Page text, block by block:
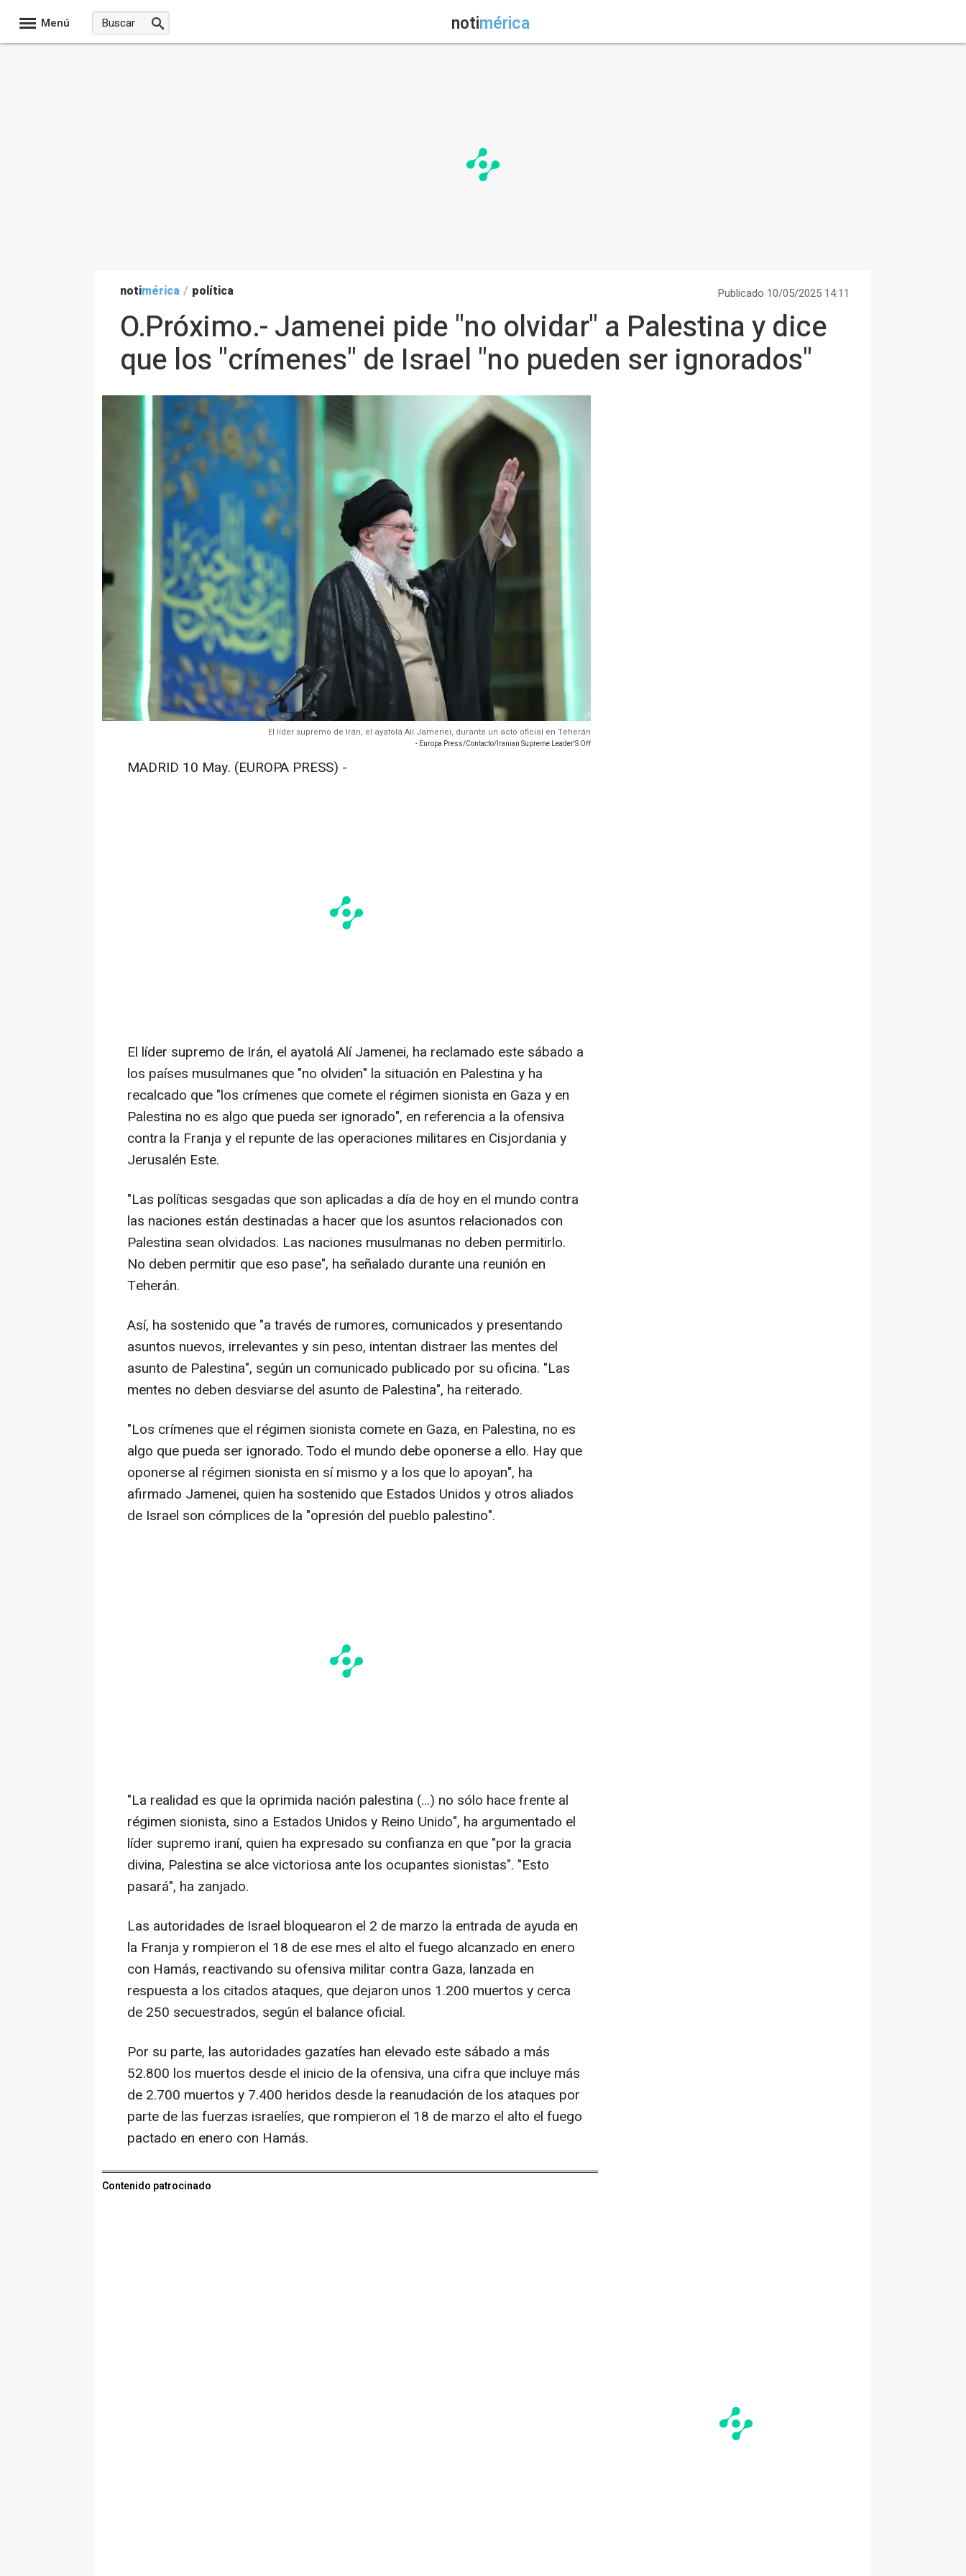
Menú notimérica
notimérica / política Publicado 10/05/2025 14:11
O.Próximo.- Jamenei pide "no olvidar" a Palestina y dice
que los "crímenes" de Israel "no pueden ser ignorados"
El líder supremo de Irán, el ayatolá Alí Jamenei, durante un acto oficial en Teherán
- Europa Press/Contacto/Iranian Supreme Leader'S Off
MADRID 10 May. (EUROPA PRESS) -
El líder supremo de Irán, el ayatolá Alí Jamenei, ha reclamado este sábado a
los países musulmanes que "no olviden" la situación en Palestina y ha
recalcado que "los crímenes que comete el régimen sionista en Gaza y en
Palestina no es algo que pueda ser ignorado", en referencia a la ofensiva
contra la Franja y el repunte de las operaciones militares en Cisjordania y
Jerusalén Este.
"Las políticas sesgadas que son aplicadas a día de hoy en el mundo contra
las naciones están destinadas a hacer que los asuntos relacionados con
Palestina sean olvidados. Las naciones musulmanas no deben permitirlo.
No deben permitir que eso pase", ha señalado durante una reunión en
Teherán.
Así, ha sostenido que "a través de rumores, comunicados y presentando
asuntos nuevos, irrelevantes y sin peso, intentan distraer las mentes del
asunto de Palestina", según un comunicado publicado por su oficina. "Las
mentes no deben desviarse del asunto de Palestina", ha reiterado.
"Los crímenes que el régimen sionista comete en Gaza, en Palestina, no es
algo que pueda ser ignorado. Todo el mundo debe oponerse a ello. Hay que
oponerse al régimen sionista en sí mismo y a los que lo apoyan", ha
afirmado Jamenei, quien ha sostenido que Estados Unidos y otros aliados
de Israel son cómplices de la "opresión del pueblo palestino".
"La realidad es que la oprimida nación palestina (...) no sólo hace frente al
régimen sionista, sino a Estados Unidos y Reino Unido", ha argumentado el
líder supremo iraní, quien ha expresado su confianza en que "por la gracia
divina, Palestina se alce victoriosa ante los ocupantes sionistas". "Esto
pasará", ha zanjado.
Las autoridades de Israel bloquearon el 2 de marzo la entrada de ayuda en
la Franja y rompieron el 18 de ese mes el alto el fuego alcanzado en enero
con Hamás, reactivando su ofensiva militar contra Gaza, lanzada en
respuesta a los citados ataques, que dejaron unos 1.200 muertos y cerca
de 250 secuestrados, según el balance oficial.
Por su parte, las autoridades gazatíes han elevado este sábado a más
52.800 los muertos desde el inicio de la ofensiva, una cifra que incluye más
de 2.700 muertos y 7.400 heridos desde la reanudación de los ataques por
parte de las fuerzas israelíes, que rompieron el 18 de marzo el alto el fuego
pactado en enero con Hamás.
Contenido patrocinado